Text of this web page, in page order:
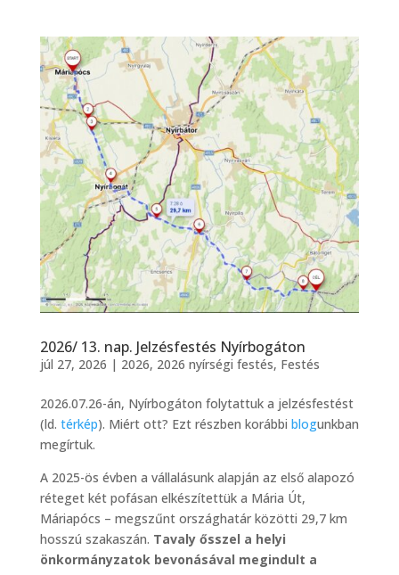
2026/ 13. nap. Jelzésfestés Nyírbogáton
júl 27, 2026 | 2026, 2026 nyírségi festés, Festés
2026.07.26-án, Nyírbogáton folytattuk a jelzésfestést
(ld. térkép). Miért ott? Ezt részben korábbi blogunkban
megírtuk.
A 2025-ös évben a vállalásunk alapján az első alapozó
réteget két pofásan elkészítettük a Mária Út,
Máriapócs – megszűnt országhatár közötti 29,7 km
hosszú szakaszán. Tavaly ősszel a helyi
önkormányzatok bevonásával megindult a